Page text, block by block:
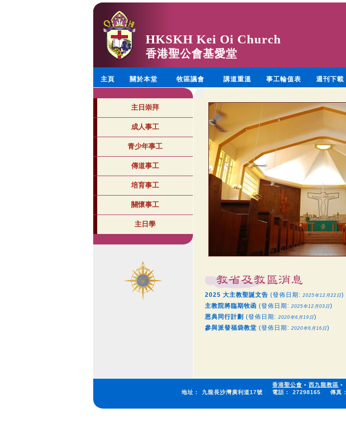
HKSKH Kei Oi Church
香港聖公會基愛堂
主頁 關於本堂 牧區議會 講道重溫 事工輪值表 週刊下載
主日崇拜
成人事工
青少年事工
傳道事工
培育事工
關懷事工
主日學
2025 大主教聖誕文告 (發佈日期: 2025年12月22日)
主教院將臨期牧函 (發佈日期: 2025年12月03日)
恩典同行計劃 (發佈日期: 2020年6月19日)
參與派發福袋教堂 (發佈日期: 2020年6月16日)
香港聖公會 • 西九龍教區 •
地址：
九龍長沙灣廣利道17號 電話： 27298165 傳真：